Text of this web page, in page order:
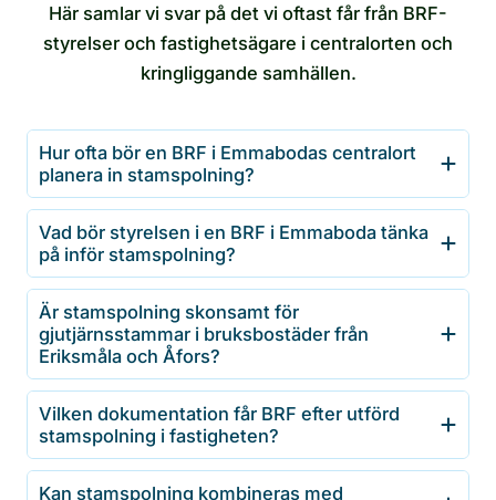
Här samlar vi svar på det vi oftast får från BRF-
styrelser och fastighetsägare i centralorten och
kringliggande samhällen.
Hur ofta bör en BRF i Emmabodas centralort
planera in stamspolning?
Vad bör styrelsen i en BRF i Emmaboda tänka
på inför stamspolning?
Är stamspolning skonsamt för
gjutjärnsstammar i bruksbostäder från
Eriksmåla och Åfors?
Vilken dokumentation får BRF efter utförd
stamspolning i fastigheten?
Kan stamspolning kombineras med